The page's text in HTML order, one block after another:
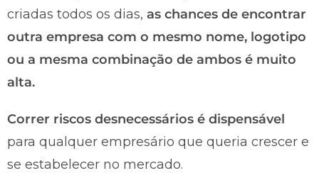
criadas todos os dias, as chances de encontrar
outra empresa com o mesmo nome, logotipo
ou a mesma combinação de ambos é muito
alta.
Correr riscos desnecessários é dispensável
para qualquer empresário que queria crescer e
se estabelecer no mercado.